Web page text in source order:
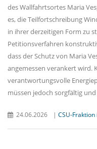
des Wallfahrtsortes Maria
es, die Teilfortschreibung
in ihrer derzeitigen Form zu
Petitionsverfahren
dass der Schutz von Maria
angemessen verankert wird.
verantwortungsvolle
müssen jedoch sorgfältig
24.06.2026 | CSU-